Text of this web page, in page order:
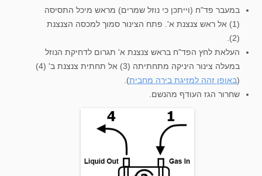
במעבר פד"ח (וייתכן כי נוזל שמרים) מראש מיכל התסיסה
(1) אל ראש צנצנת א'. פתח הצינור סמוך למכסה הצנצנת
(2).
העלאת לחץ הפד"ח בראש צנצנת א' תגרום לדחיקת הנוזל
במעלה צינור היניקה מתחתיתה (3) אל תחתית צנצנת ב' (4)
(באופן זהה למזיגת בירה מחבית).
שחרור הגז העודף מהנשם.